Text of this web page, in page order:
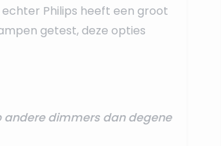
Philips heeft een groot
getest, deze opties
andere dimmers dan degene